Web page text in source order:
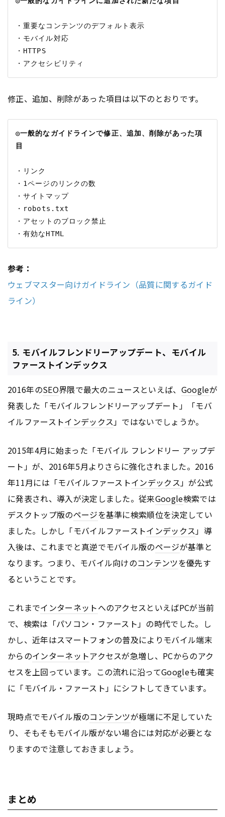
・重要なコンテンツのデフォルト表示
・モバイル対応
・HTTPS
修正、追加、削除があった項目は以下のとおりです。
◎一般的なガイドラインで修正、追加、削除があった項
目
・リンク
・1ページのリンクの数
・サイトマップ
・robots.txt
・アセットのブロック禁止
参考：
ウェブマスター向けガイドライン（品質に関するガイド
ライン）
5. モバイルフレンドリーアップデート、モバイル
ファーストインデックス
2016年のSEO界隈で最大のニュースといえば、 Googleが
発表した「モバイルフレンドリーアップデート」「モバ
イルファーストインデックス」ではないでしょうか。
2015年4月に始まった「モバイル フレンドリー アップデ
ート」が、2016年5月よりさらに強化されました。2016
年11月には「モバイルファーストインデックス 」が公式
に発表され、導入が決定しました。従来Google検索では
デスクトップ版のページを基準に検索順位を決定してい
ました。しかし「モバイルファーストインデックス 」導
入後は、これまでと真逆でモバイル版のページが基準と
なります。つまり、モバイル向けのコンテンツを優先す
るということです。
これまでインターネットへのアクセスといえばPCが当前
で、検索は「パソコン・ファースト」の時代でした。し
かし、近年はスマートフォンの普及によりモバイル端末
からのインターネットアクセスが急増し、PCからのアク
セスを上回っています。この流れに沿ってGoogleも確実
に「モバイル・ファースト」にシフトしてきています。
現時点でモバイル版のコンテンツが極端に不足していた
り、そもそもモバイル版がない場合には対応が必要とな
りますので注意しておきましょう。
まとめ